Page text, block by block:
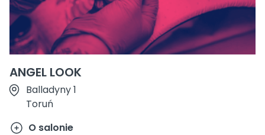
ANGEL LOOK
Balladyny 1
Toruń
O salonie